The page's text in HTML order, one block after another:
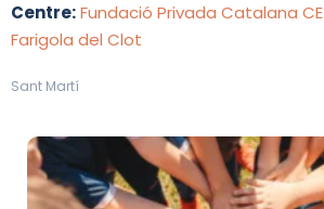
Centre:Fundació Privada Catalana
Farigola del Clot
Sant Martí